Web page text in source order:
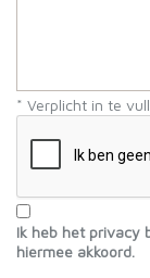
* Verplicht in te
Ik heb het privacy
hiermee akkoord.